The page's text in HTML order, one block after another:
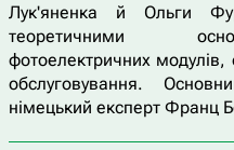
Лук'яненка й Ольги
теоретичними
фотоелектричних модулів,
обслуговування.
німецький експерт Франц